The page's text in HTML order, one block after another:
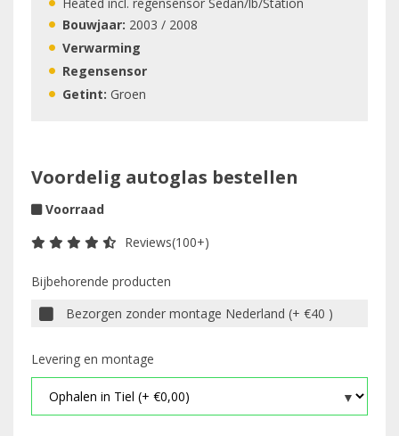
Bouwjaar: 2003 / 2008
Verwarming
Regensensor
Getint: Groen
Voordelig autoglas bestellen
Voorraad
Reviews(100+)
Bijbehorende producten
Bezorgen zonder montage Nederland (+ €40 )
Levering en montage